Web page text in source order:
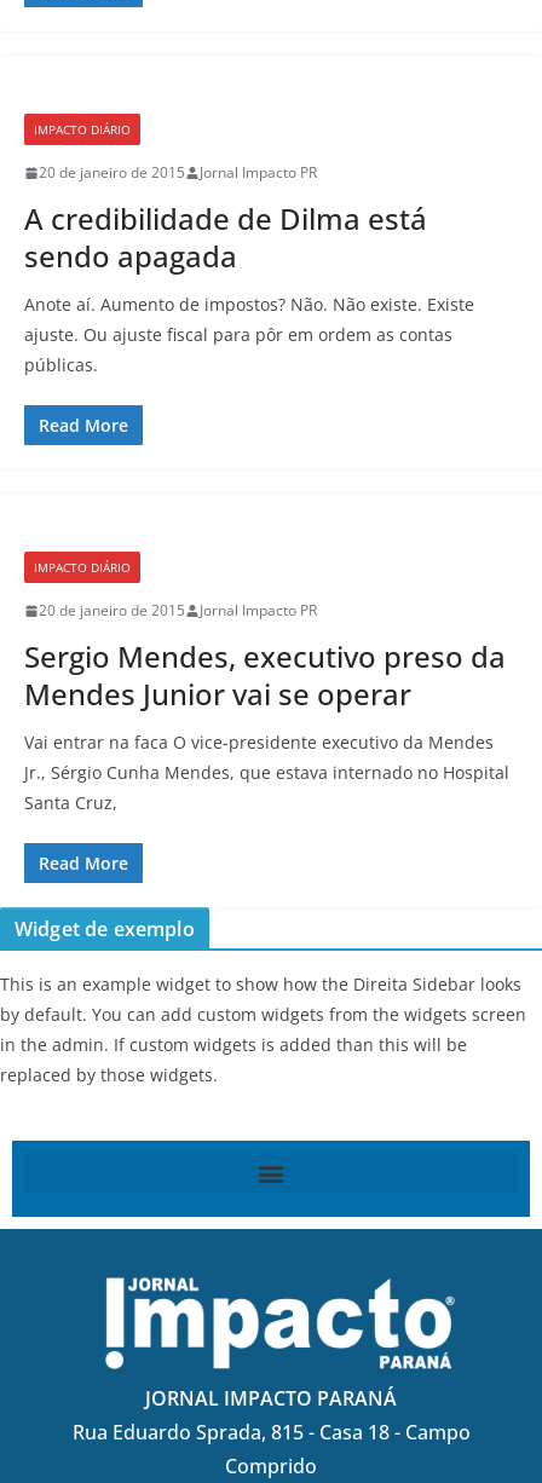
IMPACTO DIÁRIO
20 de janeiro de 2015 Jornal Impacto PR
A credibilidade de Dilma está
sendo apagada
Anote aí. Aumento de impostos? Não. Não existe. Existe
ajuste. Ou ajuste fiscal para pôr em ordem as contas
públicas.
Read More
IMPACTO DIÁRIO
20 de janeiro de 2015 Jornal Impacto PR
Sergio Mendes, executivo preso da
Mendes Junior vai se operar
Vai entrar na faca O vice-presidente executivo da Mendes
Jr., Sérgio Cunha Mendes, que estava internado no Hospital
Santa Cruz,
Read More
Widget de exemplo
This is an example widget to show how the Direita Sidebar looks
by default. You can add custom widgets from the widgets screen
in the admin. If custom widgets is added than this will be
replaced by those widgets.
JORNAL IMPACTO PARANÁ
Rua Eduardo Sprada, 815 - Casa 18 - Campo
Comprido